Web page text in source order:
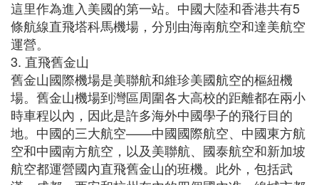
這里作為進入美國的第一站。中國大陸和香港共有5
條航線直飛塔科馬機場，分別由海南航空和達美航空
運營。
3. 直飛舊金山
舊金山國際機場是美聯航和維珍美國航空的樞紐機
場。舊金山機場到灣區周圍各大高校的距離都在兩小
時車程以內，因此是許多海外中國學子的飛行目的
地。中國的三大航空——中國國際航空、中國東方航
空和中國南方航空，以及美聯航、國泰航空和新加坡
航空都運營國內直飛舊金山的班機。此外，包括武